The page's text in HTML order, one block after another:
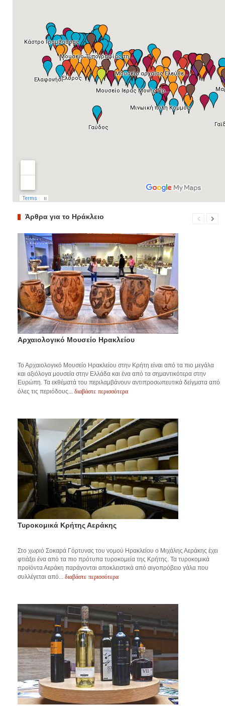
Άρθρα για το Ηράκλειο
Αρχαιολογικό Μουσείο Ηρακλείου
Το Αρχαιολογικό Μουσείο Ηρακλείου στην Κρήτη είναι από τα πιο μεγάλα
και αξιόλογα μουσεία στην Ελλάδα και ένα από τα σημαντικότερα στην
Ευρώπη. Τα εκθέματά του περιλαμβάνουν αντιπροσωπευτικά δείγματα από
όλες τις περιόδους... διαβάστε περισσότερα
Τυροκομικά Κρήτης Αεράκης
Στο χωριό Σοκαρά Γόρτυνας του νομού Ηρακλείου ο Μιχάλης Αεράκης έχει
φτιάξει ένα από τα πιο πρότυπα τυροκομεία της Κρήτης. Τα τυροκομικά
προϊόντα Αεράκη παράγονται αποκλειστικά από αιγοπρόβειο γάλα που
συλλέγεται από... διαβάστε περισσότερα